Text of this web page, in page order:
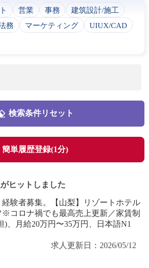
営業 事務
建筑設計/施工
務 マーケティング
UIUX/CAD
検索条件リセット
簡単履歴登録(1分)
ヒットしました
経験者募集。【山梨】リゾートホテル
コロナ禍でも最高売上更新／家賃制
)、月給20万円〜35万円、日本語N1
求人更新日：2026/05/12